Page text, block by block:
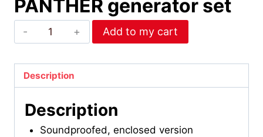
PANTHER generator set
PANTHER
generator
quantity
Add to my cart
Description
Description
Soundproofed, enclosed version